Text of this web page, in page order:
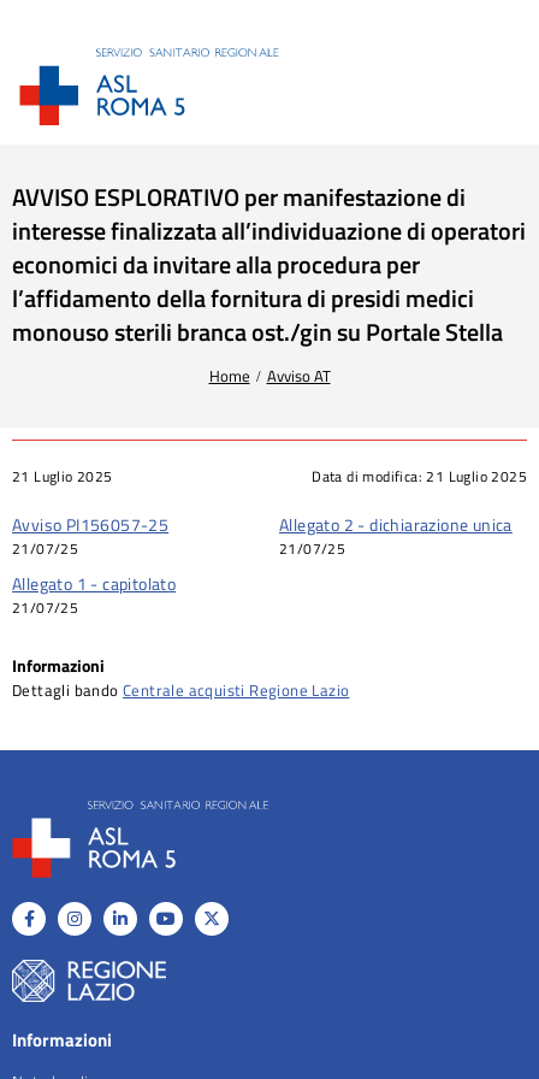
AVVISO ESPLORATIVO per manifestazione di
interesse finalizzata all’individuazione di operatori
economici da invitare alla procedura per
l’affidamento della fornitura di presidi medici
monouso sterili branca ost./gin su Portale Stella
Home Avviso AT
Data di modifica:21 Luglio 2025
21 Luglio 2025
Avviso PI156057-25
21/07/25
Allegato 1 - capitolato
21/07/25
Allegato 2 - dichiarazione unica
21/07/25
Informazioni
Dettagli bandoCentrale acquisti Regione Lazio
Informazioni